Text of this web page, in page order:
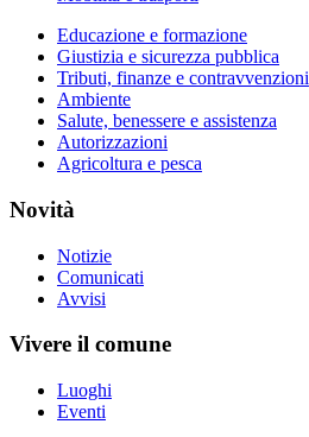
Educazione e formazione
Giustizia e sicurezza pubblica
Tributi, finanze e contravvenzioni
Ambiente
Salute, benessere e assistenza
Autorizzazioni
Agricoltura e pesca
Novità
Notizie
Comunicati
Avvisi
Vivere il comune
Luoghi
Eventi